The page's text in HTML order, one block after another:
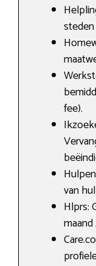
fee).
van
Hlprs: